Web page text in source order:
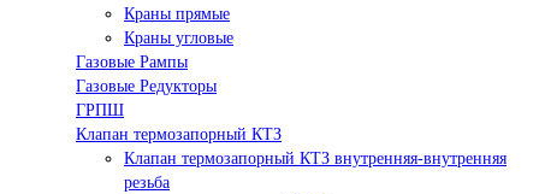
Краны прямые
Краны угловые
Газовые Рампы
Газовые Редукторы
ГРПШ
Клапан термозапорный КТЗ
Клапан термозапорный КТЗ внутренняя-внутренняя
резьба